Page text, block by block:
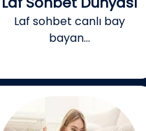
Laf sohbet canlı bay
bayan...